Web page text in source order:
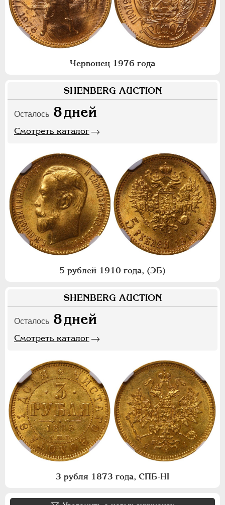
Червонец 1976 года
SHENBERG AUCTION
Осталось 8дней
Смотреть каталог
5 рублей 1910 года, (ЭБ)
SHENBERG AUCTION
Осталось 8дней
Смотреть каталог
3 рубля 1873 года, СПБ-НI